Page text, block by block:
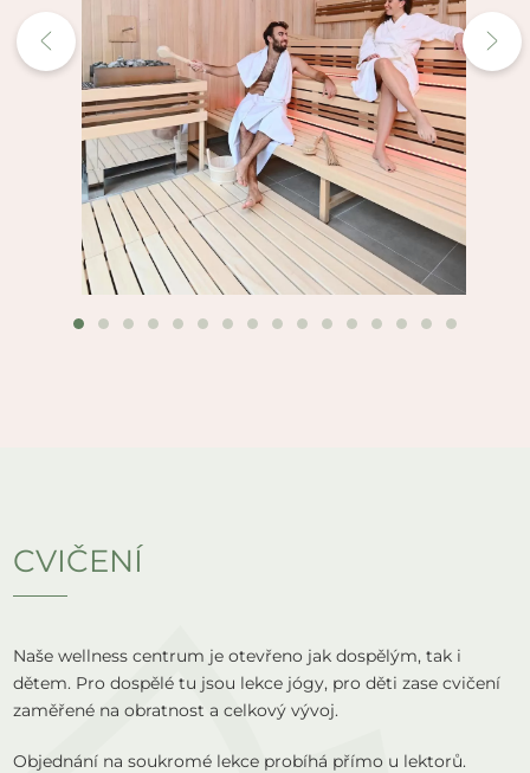
CVIČENÍ
Naše wellness centrum je otevřeno jak dospělým, tak i
dětem. Pro dospělé tu jsou lekce jógy, pro děti zase cvičení
zaměřené na obratnost a celkový vývoj.
Objednání na soukromé lekce probíhá přímo u lektorů.